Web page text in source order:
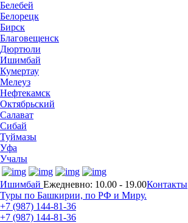
Белебей
Белорецк
Бирск
Благовещенск
Дюртюли
Ишимбай
Кумертау
Мелеуз
Нефтекамск
Октябрьский
Салават
Сибай
Туймазы
Уфа
Учалы
Ишимбай Ежедневно: 10.00 - 19.00Контакты
Туры по Башкирии, по РФ и Миру.
+7 (987) 144-81-36
+7 (987) 144-81-36